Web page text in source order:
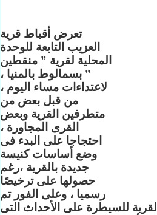
تعرض أقباط قرية
العزيب التابعة للوحدة
المحلية لقرية ” منقطين
” بسمالوط بالمنيا ،
لاعتداءات مساء اليوم ،
من قبل بعض من
متطرفين القرية وبعض
القرى المجاورة ،
احتجاجا على البدء فى
وضع أساسات كنيسة
جديدة بالقرية ،رغم
حصولها على ترخيصًا
رسميا ، وعلى الفور تم
للسيطرة على الأحداث التى